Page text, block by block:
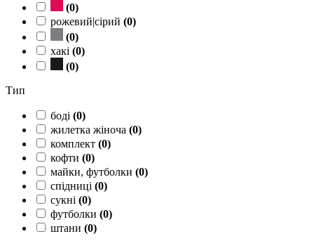
(0)
рожевий|сірий (0)
(0)
хакі (0)
(0)
Тип
боді (0)
жилетка жіноча (0)
комплект (0)
кофти (0)
майки, футболки (0)
спідниці (0)
сукні (0)
футболки (0)
штани (0)